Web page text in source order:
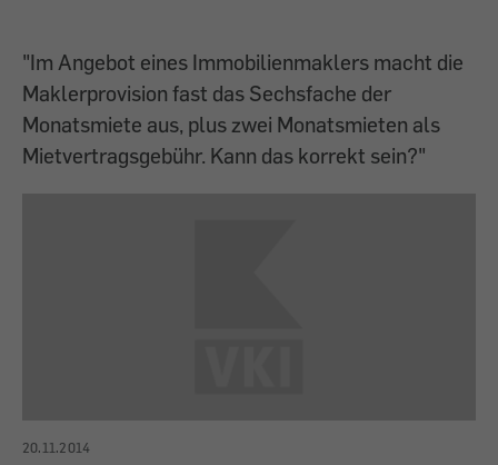
"Im Angebot eines Immobilienmaklers macht die
Maklerprovision fast das Sechsfache der
Monatsmiete aus, plus zwei Monatsmieten als
Mietvertragsgebühr. Kann das korrekt sein?"
20.11.2014